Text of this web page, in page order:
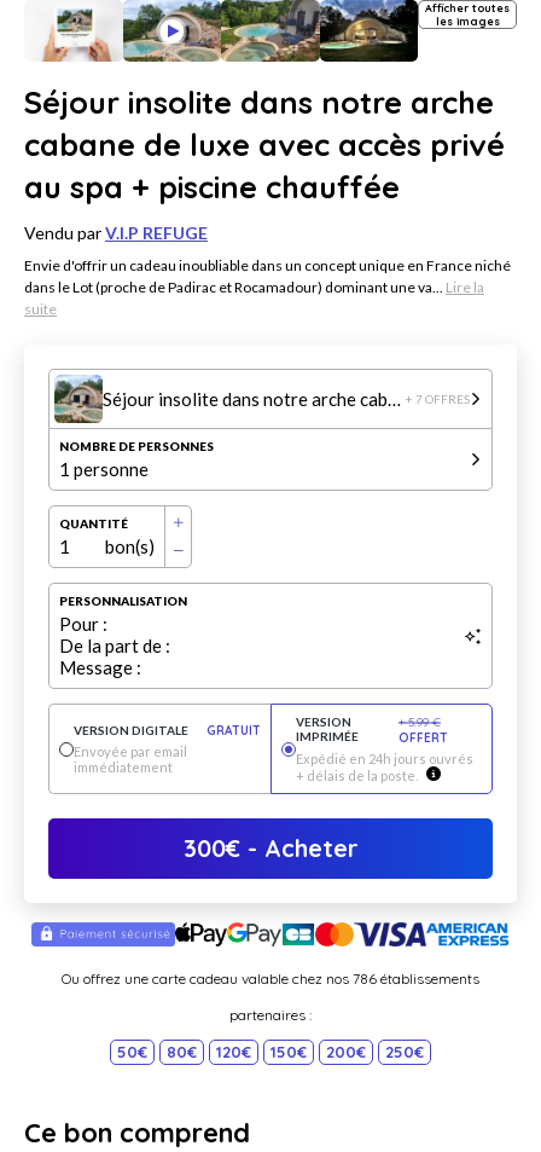
Afficher toutes
les images
Séjour insolite dans notre arche
cabane de luxe avec accès privé
au spa + piscine chauffée
Vendu parV.I.P REFUGE
Envie d'offrir un cadeau inoubliable dans un concept unique en France niché
dans le Lot (proche de Padirac et Rocamadour) dominant une va... Lire la
suite
Séjour insolite dans notre arche cabane de luxe avec accès privé au spa + piscine chauffée + 7 OFFRES
NOMBRE DE PERSONNES
1 personne
QUANTITÉ
1 bon(s)
PERSONNALISATION
Pour :
De la part de :
Message :
VERSION DIGITALE
GRATUIT
Envoyée par email
immédiatement
VERSION
IMPRIMÉE
+5.99 €
OFFERT
Expédié en 24h jours ouvrés
+ délais de la poste.
300€- Acheter
Ou offrez une carte cadeau valable chez nos 786 établissements
partenaires :
50€ 80€ 120€ 150€ 200€ 250€
Ce bon comprend